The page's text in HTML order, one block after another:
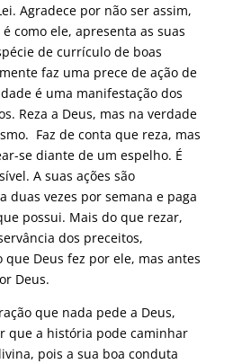
Agradece por não ser assim,
como ele, apresenta as suas
de currículo de boas
faz uma prece de ação de
é uma manifestação dos
Reza a Deus, mas na verdade
Faz de conta que reza, mas
se diante de um espelho. É
A suas ações são
duas vezes por semana e paga
possui. Mais do que rezar,
dos preceitos,
Deus fez por ele, mas antes
Deus.
que nada pede a Deus,
que a história pode caminhar
pois a sua boa conduta